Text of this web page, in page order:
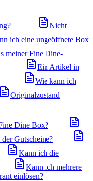
Nicht
ich eine ungeöffnete Box
meiner Fine Dine-
Ein Artikel in
Wie kann ich
Originalzustand
Dine Box?
Gutscheine?
Kann ich die
Kann ich mehrere
einlösen?